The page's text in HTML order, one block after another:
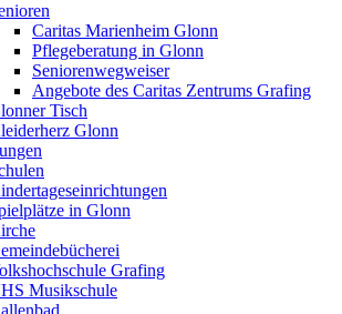
Caritas Marienheim Glonn
Pflegeberatung in Glonn
Seniorenwegweiser
Angebote des Caritas Zentrums Grafing
Tisch
Glonn
in Glonn
Grafing
Musikschule